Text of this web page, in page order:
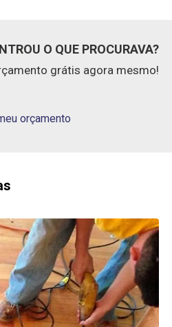
O QUE PROCURAVA?
grátis agora mesmo!
orçamento